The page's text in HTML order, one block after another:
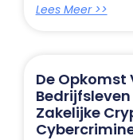
Lees Meer >>
De Opkomst
Zakelijke